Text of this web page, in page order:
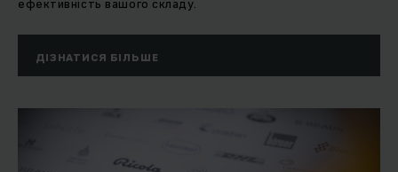
ефективність вашого складу.
ДІЗНАТИСЯ БІЛЬШЕ